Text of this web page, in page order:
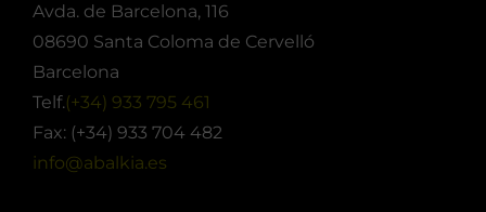
Avda. de Barcelona, 116
08690 Santa Coloma de Cervelló
Barcelona
Telf.(+34) 933 795 461
Fax: (+34) 933 704 482
info@abalkia.es